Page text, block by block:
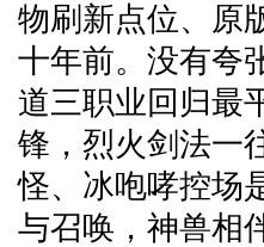
物刷新点位、原
十年前。没有夸
道三职业回归最
锋，烈火剑法一
怪、冰咆哮控场
与召唤，神兽相